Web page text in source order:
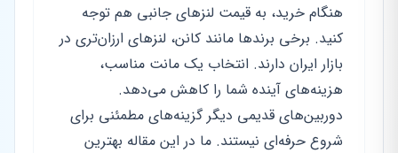
هنگام خرید، به قیمت لنزهای جانبی هم توجه
کنید. برخی برندها مانند کانن، لنزهای ارزان‌تری در
بازار ایران دارند. انتخاب یک مانت مناسب،
هزینه‌های آینده شما را کاهش می‌دهد.
دوربین‌های قدیمی دیگر گزینه‌های مطمئنی برای
شروع حرفه‌ای نیستند. ما در این مقاله بهترین